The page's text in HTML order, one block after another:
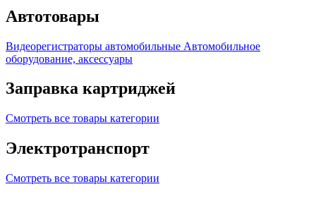
Автотовары
Видеорегистраторы автомобильные Автомобильное
оборудование, аксессуары
Заправка картриджей
Смотреть все товары категории
Электротранспорт
Смотреть все товары категории